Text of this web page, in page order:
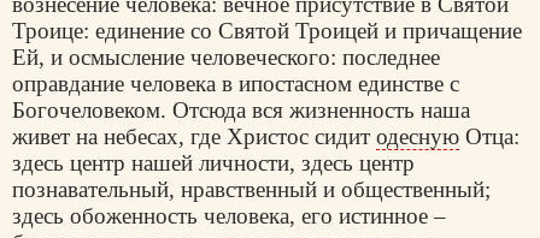
Троице: единение со Святой Троицей и причащение
Ей, и осмысление человеческого: последнее
оправдание человека в ипостасном единстве с
Богочеловеком. Отсюда вся жизненность наша
живет на небесах, где Христос сидит одесную Отца:
здесь центр нашей личности, здесь центр
познавательный, нравственный и общественный;
здесь обоженность человека, его истинное –